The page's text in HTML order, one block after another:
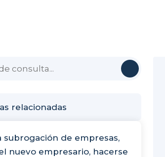
relacionadas
subrogación de empresas,
nuevo empresario, hacerse